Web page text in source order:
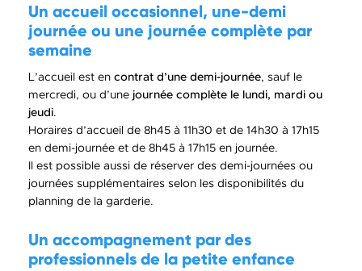
Un accueil occasionnel, une-demi
journée ou une journée complète par
semaine
L’accueil est en contrat d’une demi-journée, sauf le
mercredi, ou d’une journée complète le lundi, mardi ou
jeudi.
Horaires d’accueil de 8h45 à 11h30 et de 14h30 à 17h15
en demi-journée et de 8h45 à 17h15 en journée.
Il est possible aussi de réserver des demi-journées ou
journées supplémentaires selon les disponibilités du
planning de la garderie.
Un accompagnement par des
professionnels de la petite enfance